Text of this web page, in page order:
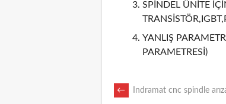
SPİNDEL ÜNİTE
YANLIŞ
PARAMETRESİ)
POST
← Indramat cnc spindle